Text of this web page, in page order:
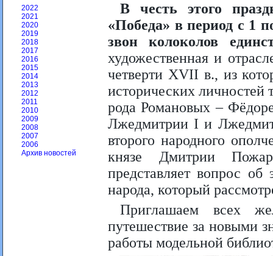
2022
2021
2020
2019
2018
2017
2016
2015
2014
2013
2012
2011
2010
2009
2008
2007
2006
Архив новостей
В честь этого
«Победа» в период с 1
звон колоколов
художественная и
четверти XVII в., из
исторических личностей
рода Романовых –
Лжедмитрии I и
второго народного
князе Дмитрии
представляет вопрос об
народа, который
Приглашаем всех
путешествие за новыми
работы модельной